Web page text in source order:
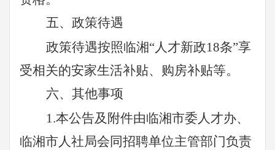
五、政策待遇
政策待遇按照临湘“人才新政18条”享
受相关的安家生活补贴、购房补贴等。
六、 其他事项
1.本公告及附件由临湘市委人才办、
临湘市人社局会同招聘单位主管部门负责